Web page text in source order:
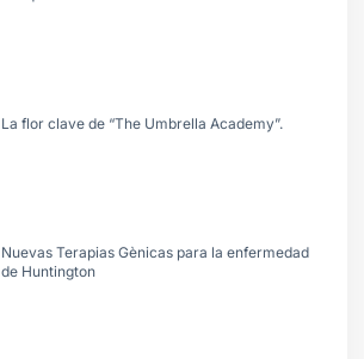
La flor clave de “The Umbrella Academy”.
Nuevas Terapias Gènicas para la enfermedad
de Huntington